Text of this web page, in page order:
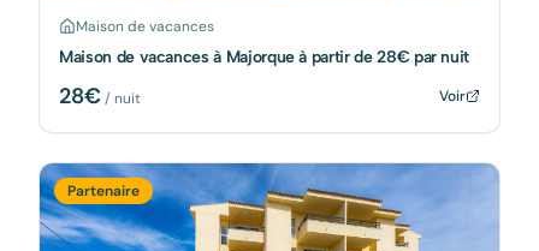
Maison de vacances
Maison de vacances à Majorque à partir de 28€ par nuit
28€/ nuit Voir
Partenaire